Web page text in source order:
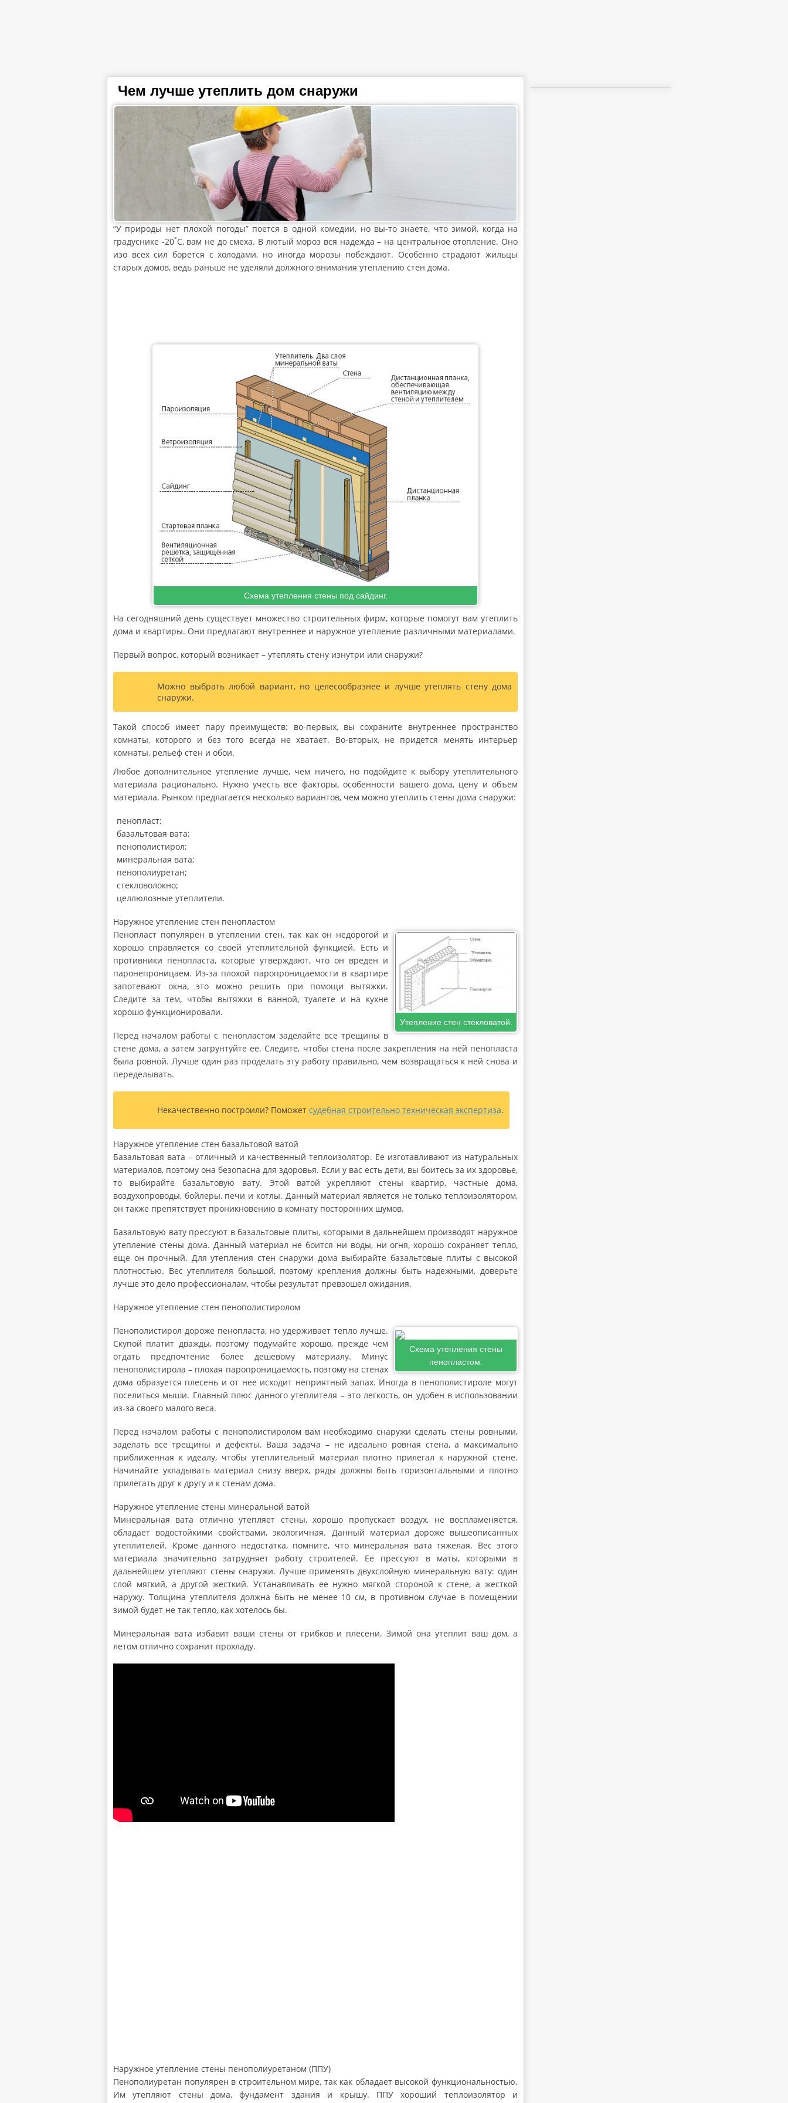
Чем лучше утеплить дом снаружи
“У природы нет плохой погоды” поется в одной комедии, но вы-то знаете, что зимой, когда на
градуснике -20°С, вам не до смеха. В лютый мороз вся надежда – на центральное отопление. Оно
изо всех сил борется с холодами, но иногда морозы побеждают. Особенно страдают жильцы
старых домов, ведь раньше не уделяли должного внимания утеплению стен дома.
Схема утепления стены под сайдинг.
На сегодняшний день существует множество строительных фирм, которые помогут вам утеплить
дома и квартиры. Они предлагают внутреннее и наружное утепление различными материалами.
Первый вопрос, который возникает – утеплять стену изнутри или снаружи?
Можно выбрать любой вариант, но целесообразнее и лучше утеплять стену дома
снаружи.
Такой способ имеет пару преимуществ: во-первых, вы сохраните внутреннее пространство
комнаты, которого и без того всегда не хватает. Во-вторых, не придется менять интерьер
комнаты, рельеф стен и обои.
Любое дополнительное утепление лучше, чем ничего, но подойдите к выбору утеплительного
материала рационально. Нужно учесть все факторы, особенности вашего дома, цену и объем
материала. Рынком предлагается несколько вариантов, чем можно утеплить стены дома снаружи:
пенопласт;
базальтовая вата;
пенополистирол;
минеральная вата;
пенополиуретан;
стекловолокно;
целлюлозные утеплители.
Наружное утепление стен пенопластом
Утепление стен стекловатой.
Пенопласт популярен в утеплении стен, так как он недорогой и
хорошо справляется со своей утеплительной функцией. Есть и
противники пенопласта, которые утверждают, что он вреден и
паронепроницаем. Из-за плохой паропроницаемости в квартире
запотевают окна, это можно решить при помощи вытяжки.
Следите за тем, чтобы вытяжки в ванной, туалете и на кухне
хорошо функционировали.
Перед началом работы с пенопластом заделайте все трещины в
стене дома, а затем загрунтуйте ее. Следите, чтобы стена после закрепления на ней пенопласта
была ровной. Лучше один раз проделать эту работу правильно, чем возвращаться к ней снова и
переделывать.
Некачественно построили? Поможет судебная строительно техническая экспертиза.
Наружное утепление стен базальтовой ватой
Базальтовая вата – отличный и качественный теплоизолятор. Ее изготавливают из натуральных
материалов, поэтому она безопасна для здоровья. Если у вас есть дети, вы боитесь за их здоровье,
то выбирайте базальтовую вату. Этой ватой укрепляют стены квартир, частные дома,
воздухопроводы, бойлеры, печи и котлы. Данный материал является не только теплоизолятором,
он также препятствует проникновению в комнату посторонних шумов.
Базальтовую вату прессуют в базальтовые плиты, которыми в дальнейшем производят наружное
утепление стены дома. Данный материал не боится ни воды, ни огня, хорошо сохраняет тепло,
еще он прочный. Для утепления стен снаружи дома выбирайте базальтовые плиты с высокой
плотностью. Вес утеплителя большой, поэтому крепления должны быть надежными, доверьте
лучше это дело профессионалам, чтобы результат превзошел ожидания.
Наружное утепление стен пенополистиролом
Схема утепления стены
пенопластом.
Пенополистирол дороже пенопласта, но удерживает тепло лучше.
Скупой платит дважды, поэтому подумайте хорошо, прежде чем
отдать предпочтение более дешевому материалу. Минус
пенополистирола – плохая паропроницаемость, поэтому на стенах
дома образуется плесень и от нее исходит неприятный запах. Иногда в пенополистироле могут
поселиться мыши. Главный плюс данного утеплителя – это легкость, он удобен в использовании
из-за своего малого веса.
Перед началом работы с пенополистиролом вам необходимо снаружи сделать стены ровными,
заделать все трещины и дефекты. Ваша задача – не идеально ровная стена, а максимально
приближенная к идеалу, чтобы утеплительный материал плотно прилегал к наружной стене.
Начинайте укладывать материал снизу вверх, ряды должны быть горизонтальными и плотно
прилегать друг к другу и к стенам дома.
Наружное утепление стены минеральной ватой
Минеральная вата отлично утепляет стены, хорошо пропускает воздух, не воспламеняется,
обладает водостойкими свойствами, экологичная. Данный материал дороже вышеописанных
утеплителей. Кроме данного недостатка, помните, что минеральная вата тяжелая. Вес этого
материала значительно затрудняет работу строителей. Ее прессуют в маты, которыми в
дальнейшем утепляют стены снаружи. Лучше применять двухслойную минеральную вату: один
слой мягкий, а другой жесткий. Устанавливать ее нужно мягкой стороной к стене, а жесткой
наружу. Толщина утеплителя должна быть не менее 10 см, в противном случае в помещении
зимой будет не так тепло, как хотелось бы.
Минеральная вата избавит ваши стены от грибков и плесени. Зимой она утеплит ваш дом, а
летом отлично сохранит прохладу.
Наружное утепление стены пенополиуретаном (ППУ)
Пенополиуретан популярен в строительном мире, так как обладает высокой функциональностью.
Им утепляют стены дома, фундамент здания и крышу. ППУ хороший теплоизолятор и